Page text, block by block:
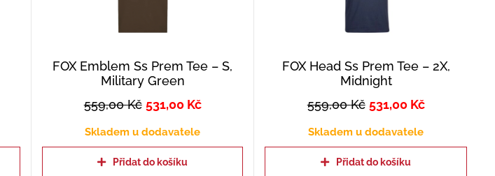
FOX Emblem Ss Prem Tee – S,
Military Green
559,00Kč 531,00 Kč
Skladem u dodavatele
Přidat do košíku
FOX Head Ss Prem Tee – 2X,
Midnight
559,00Kč 531,00 Kč
Skladem u dodavatele
Přidat do košíku